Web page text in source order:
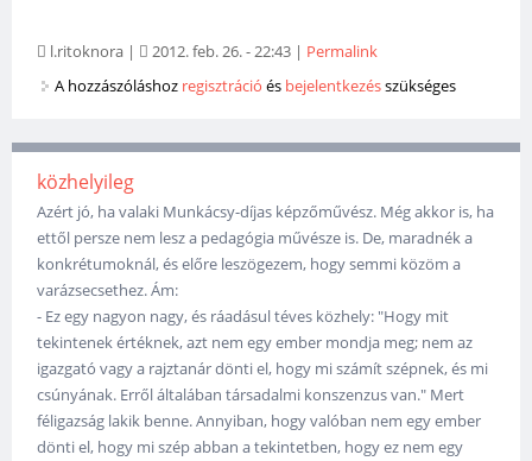
l.ritoknora | 2012. feb. 26. - 22:43 | Permalink
A hozzászóláshoz regisztráció és bejelentkezésszükséges
közhelyileg
Azért jó, ha valaki Munkácsy-díjas képzőművész. Még akkor is, ha
ettől persze nem lesz a pedagógia művésze is. De, maradnék a
konkrétumoknál, és előre leszögezem, hogy semmi közöm a
varázsecsethez. Ám:
- Ez egy nagyon nagy, és ráadásul téves közhely: "Hogy mit
tekintenek értéknek, azt nem egy ember mondja meg; nem az
igazgató vagy a rajztanár dönti el, hogy mi számít szépnek, és mi
csúnyának. Erről általában társadalmi konszenzus van." Mert
féligazság lakik benne. Annyiban, hogy valóban nem egy ember
dönti el, hogy mi szép abban a tekintetben, hogy ez nem egy